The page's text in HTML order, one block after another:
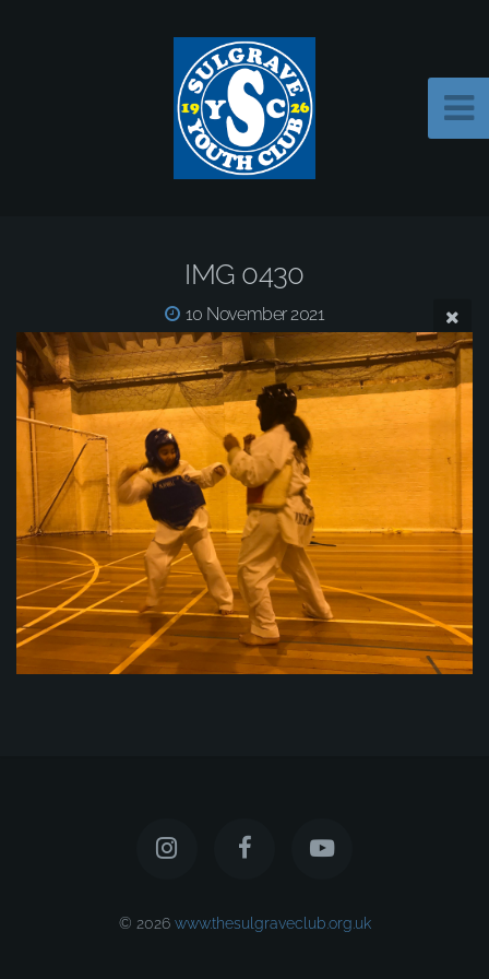
IMG 0430
10 November 2021
© 2026 www.thesulgraveclub.org.uk